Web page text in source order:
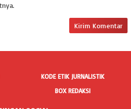
KODE ETIK JURNALISTIK
BOX REDAKSI